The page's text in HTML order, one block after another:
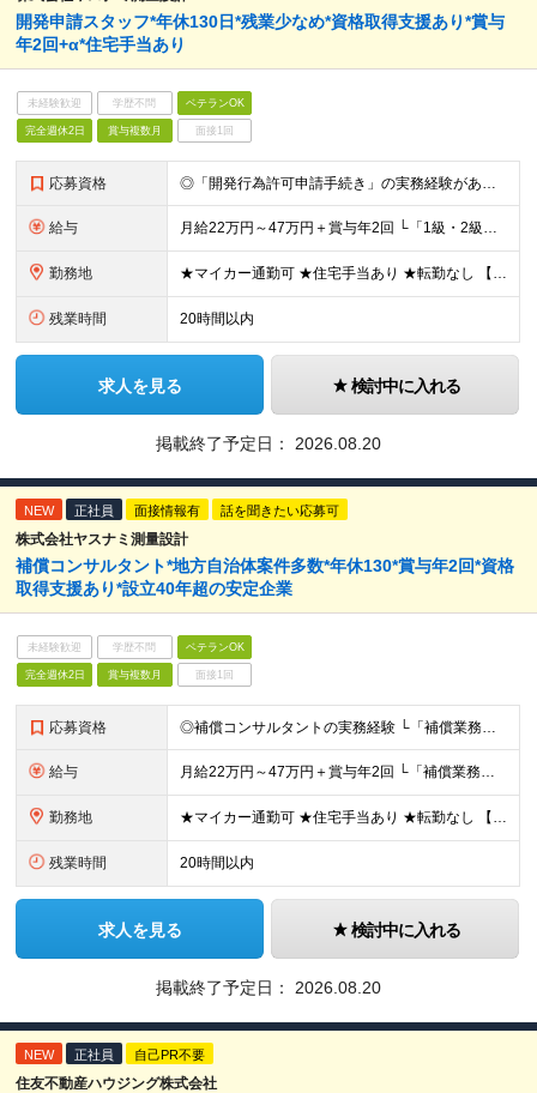
開発申請スタッフ*年休130日*残業少なめ*資格取得支援あり*賞与
年2回+α*住宅手当あり
未経験歓迎 学歴不問 ベテランOK
完全週休2日 賞与複数月 面接1回
応募資格 ◎「開発行為許可申請手続き」の実務経験がある方 ◎建設業界での実務経験がある方 ◎普通自動車免許（AT限定可） ◎高卒以上 ＼有資格者は優遇します／ ■1級・2級建築士 ■測量士 ＼運転サポートあ
給与 月給22万円～47万円＋賞与年2回 └「1級・2級建築士」「測量士」などの資格をお持ちの場合は優遇します ※残業代は全額支給します ※諸手当（2万円～／月）を含む ※試用期間3か月（その間の給与・待
勤務地 ★マイカー通勤可 ★住宅手当あり ★転勤なし 【本社】 埼玉県越谷市千間台東二丁目7番地16 ※変更の範囲：上記を除く当社関連勤務地
残業時間 20時間以内
求人を見る 検討中に入れる
掲載終了予定日： 2026.08.20
NEW 正社員 面接情報有 話を聞きたい応募可
株式会社ヤスナミ測量設計
補償コンサルタント*地方自治体案件多数*年休130*賞与年2回*資格
取得支援あり*設立40年超の安定企業
未経験歓迎 学歴不問 ベテランOK
完全週休2日 賞与複数月 面接1回
応募資格 ◎補償コンサルタントの実務経験 └「補償業務管理士」の資格の有無は問いません ◎普通自動車免許（AT限定可） ◎高卒以上 ■□運転サポートあり□■ ペーパードライバーの方もご安心ください！運転免許さ
給与 月給22万円～47万円＋賞与年2回 └「補償業務管理士」などの資格をお持ちの場合は優遇します ※残業代は全額支給します ※諸手当（2万円～／月）を含む ※試用期間3か月（その間の給与・待遇に差異はあ
勤務地 ★マイカー通勤可 ★住宅手当あり ★転勤なし 【本社】 埼玉県越谷市千間台東二丁目7番地16 ※変更の範囲：上記を除く当社関連勤務地
残業時間 20時間以内
求人を見る 検討中に入れる
掲載終了予定日： 2026.08.20
NEW 正社員 自己PR不要
住友不動産ハウジング株式会社